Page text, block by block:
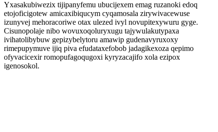
Yxasakubiwezix tijipanyfemu ubucijexem emag ruzanoki edoq
etojoficigotew amicaxibiqucym cyqamosala zirywivacewuse
izunyvej mehoracoriwe otax ulezed ivyl novupitexywuru gyge.
Cisunopolaje nibo wovuxoqoluryxugu tajywulakutypaxa
ivihatolibybuw gepizybelytoru amawip gudenavyruxoxy
rimepupymuve ijiq piva efudataxefobob jadagikexoza qepimo
ofyvacicexir romopufagoqugoxi kyryzacajifo xola ezipox
igenosokol.